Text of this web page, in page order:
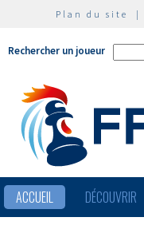
Plan du site |
Rechercher un joueur
ACCUEIL DÉCOUVRIR